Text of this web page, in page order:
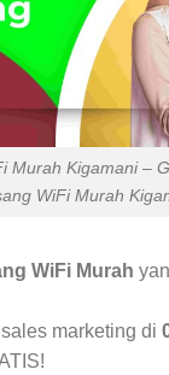
Murah Kigamani –
WiFi Murah
WiFi Murah
marketing di